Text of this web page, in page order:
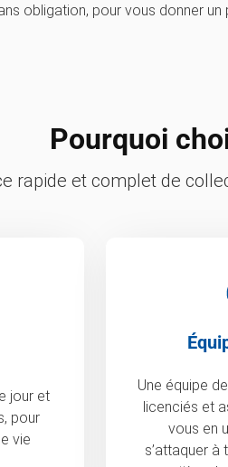
obligation, pour vous donner un
Pourquoi
rapide et complet de
jour et
pour
vie
Une équipe
licenciés et
vous en
s’attaquer à